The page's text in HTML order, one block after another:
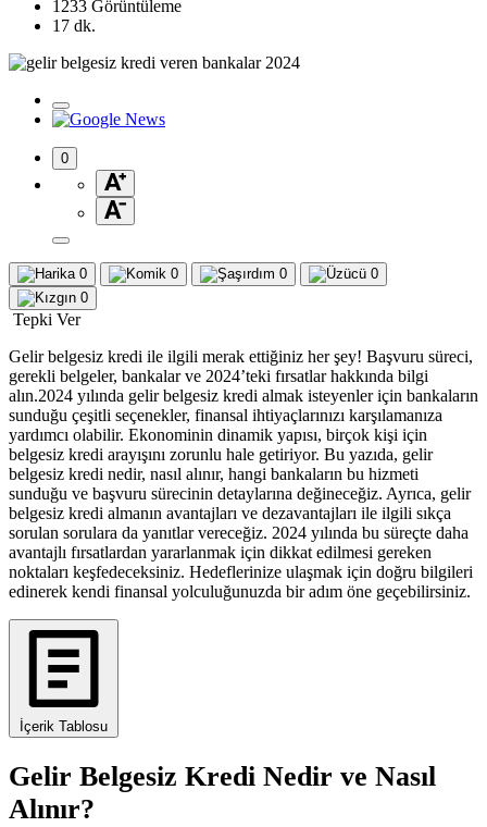
1233 Görüntüleme
17 dk.
0
0 0 0
0
0
Tepki Ver
Gelir belgesiz kredi ile ilgili merak ettiğiniz her şey! Başvuru süreci,
gerekli belgeler, bankalar ve 2024’teki fırsatlar hakkında bilgi
alın.2024 yılında gelir belgesiz kredi almak isteyenler için bankaların
sunduğu çeşitli seçenekler, finansal ihtiyaçlarınızı karşılamanıza
yardımcı olabilir. Ekonominin dinamik yapısı, birçok kişi için
belgesiz kredi arayışını zorunlu hale getiriyor. Bu yazıda, gelir
belgesiz kredi nedir, nasıl alınır, hangi bankaların bu hizmeti
sunduğu ve başvuru sürecinin detaylarına değineceğiz. Ayrıca, gelir
belgesiz kredi almanın avantajları ve dezavantajları ile ilgili sıkça
sorulan sorulara da yanıtlar vereceğiz. 2024 yılında bu süreçte daha
avantajlı fırsatlardan yararlanmak için dikkat edilmesi gereken
noktaları keşfedeceksiniz. Hedeflerinize ulaşmak için doğru bilgileri
edinerek kendi finansal yolculuğunuzda bir adım öne geçebilirsiniz.
İçerik Tablosu
Gelir Belgesiz Kredi Nedir ve Nasıl
Alınır?